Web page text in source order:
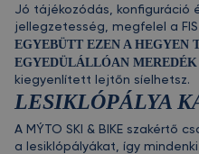
Jó tájékozódás, konfiguráció
jellegzetesség, megfelel a
EGYEBÜTT EZEN A HEGYEN
EGYEDÜLÁLLÓAN
kiegyenlített lejtőn síelhetsz.
LESIKLÓPÁLYA
A MÝTO SKI & BIKE szakértő
a lesiklópályákat, így